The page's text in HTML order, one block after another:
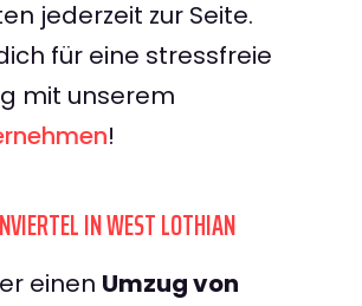
jederzeit zur Seite.
für eine stressfreie
mit unserem
!
IN WEST LOTHIAN
einen Umzug von